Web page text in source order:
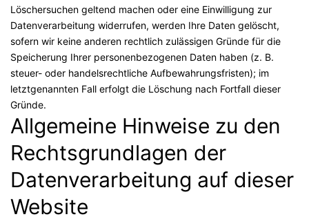
Löschersuchen geltend machen oder eine Einwilligung zur
Datenverarbeitung widerrufen, werden Ihre Daten gelöscht,
sofern wir keine anderen rechtlich zulässigen Gründe für die
Speicherung Ihrer personenbezogenen Daten haben (z. B.
steuer- oder handelsrechtliche Aufbewahrungsfristen); im
letztgenannten Fall erfolgt die Löschung nach Fortfall dieser
Gründe.
Allgemeine Hinweise zu den
Rechtsgrundlagen der
Datenverarbeitung auf dieser
Website